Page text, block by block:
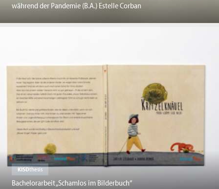
während der Pandemie (B.A.) Estelle Corban
KISDthesis
Bachelorarbeit „Schamlos im Bilderbuch“